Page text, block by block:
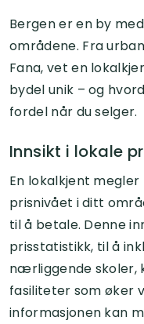
Bergen er en by
områdene. Fra
Fana, vet en
bydel unik – og
fordel når du selger.
Innsikt i lokale
En lokalkjent
prisnivået i ditt
til å betale. Denne
prisstatistikk, til å
nærliggende skoler,
fasiliteter som øker
informasjonen kan